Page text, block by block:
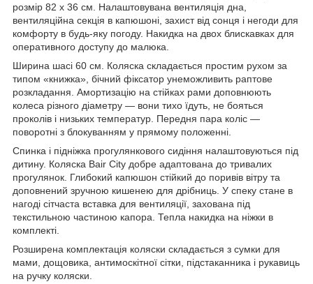
розмір 82 х 36 см. Налаштовувана вентиляція дна,
вентиляційна секція в капюшоні, захист від сонця і негоди для
комфорту в будь-яку погоду. Накидка на двох блискавках для
оперативного доступу до малюка.
Ширина шасі 60 см. Коляска складається простим рухом за
типом «книжка», бічний фіксатор унеможливить раптове
розкладання. Амортизацію на стійках рами доповнюють
колеса різного діаметру — вони тихо їдуть, не бояться
проколів і низьких температур. Передня пара коліс —
поворотні з блокуванням у прямому положенні.
Спинка і підніжка прогулянкового сидіння налаштовуються під
дитину. Коляска Bair City добре адаптована до тривалих
прогулянок. Глибокий капюшон стійкий до поривів вітру та
доповнений зручною кишенею для дрібниць. У спеку стане в
нагоді сітчаста вставка для вентиляції, захована під
текстильною частиною капора. Тепла накидка на ніжки в
комплекті.
Розширена комплектація коляски складається з сумки для
мами, дощовика, антимоскітної сітки, підстаканника і рукавиць
на ручку коляски.